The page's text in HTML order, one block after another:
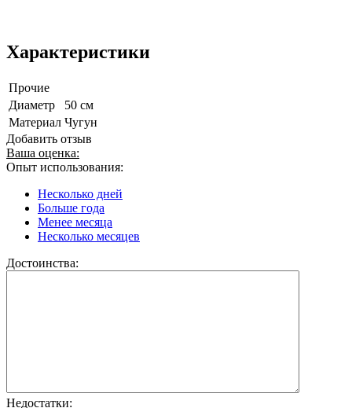
Характеристики
Прочие
Диаметр
50 см
Материал Чугун
Добавить отзыв
Ваша оценка:
Опыт использования:
Несколько дней
Больше года
Менее месяца
Несколько месяцев
Достоинства:
Недостатки: